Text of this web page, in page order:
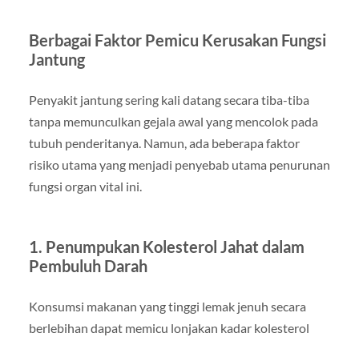
Berbagai Faktor Pemicu Kerusakan Fungsi
Jantung
Penyakit jantung sering kali datang secara tiba-tiba
tanpa memunculkan gejala awal yang mencolok pada
tubuh penderitanya. Namun, ada beberapa faktor
risiko utama yang menjadi penyebab utama penurunan
fungsi organ vital ini.
1. Penumpukan Kolesterol Jahat dalam
Pembuluh Darah
Konsumsi makanan yang tinggi lemak jenuh secara
berlebihan dapat memicu lonjakan kadar kolesterol